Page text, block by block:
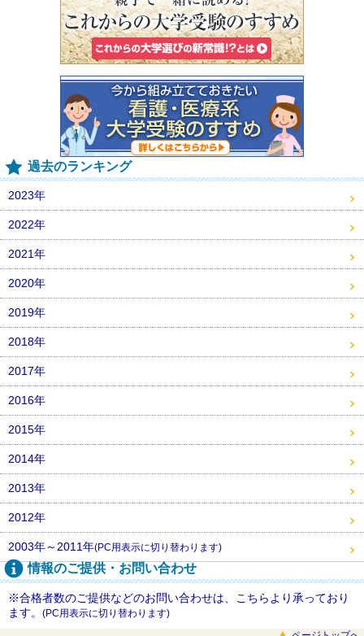
過去のランキング
2023年
2022年
2021年
2020年
2019年
2018年
2017年
2016年
2015年
2014年
2013年
2012年
2003年～2011年(PC用表示に切り替わります)
情報のご提供・お問い合わせ
※合格者数のご提供などのお問い合わせは、こちらより承っており
ます。 (PC用表示に切り替わります)